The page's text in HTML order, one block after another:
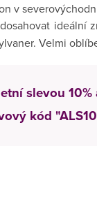
v
ideální
Velmi
slevou
kód